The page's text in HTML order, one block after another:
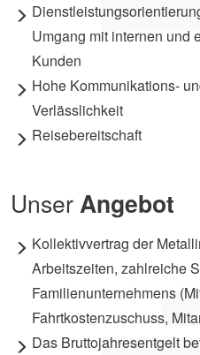
Umgang mit internen und
Kunden
Hohe Kommunikations-
Verlässlichkeit
Reisebereitschaft
UnserAngebot
Kollektivvertrag der
Arbeitszeiten, zahlreiche
Familienunternehmens
Fahrtkostenzuschuss,
Das Bruttojahresentgelt